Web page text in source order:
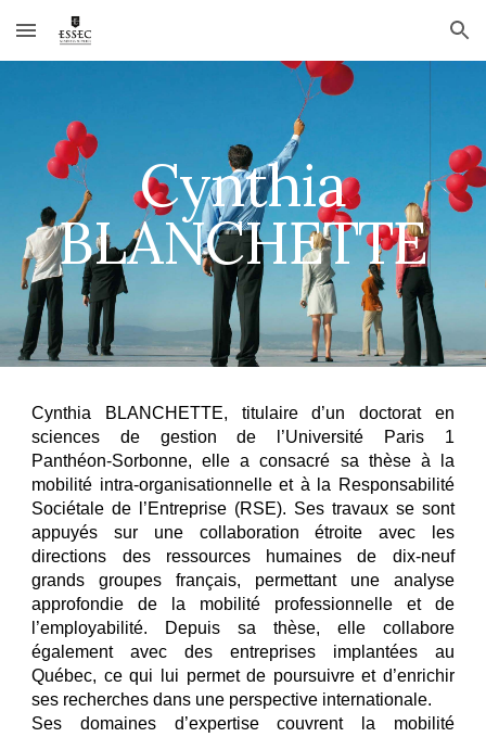
Skip to main content Skip to navigation
Cynthia
BLANCHETTE
Cynthia BLANCHETTE, titulaire d’un doctorat en
sciences de gestion de l’Université Paris 1
Panthéon‑Sorbonne, elle a consacré sa thèse à la
mobilité intra‑organisationnelle et à la Responsabilité
Sociétale de l’Entreprise (RSE). Ses travaux se sont
appuyés sur une collaboration étroite avec les
directions des ressources humaines de dix-neuf
grands groupes français, permettant une analyse
approfondie de la mobilité professionnelle et de
l’employabilité. Depuis sa thèse, elle collabore
également avec des entreprises implantées au
Québec, ce qui lui permet de poursuivre et d’enrichir
ses recherches dans une perspective internationale.
Ses domaines d’expertise couvrent la mobilité